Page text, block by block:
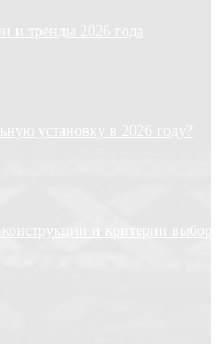
и тренды 2026 года
установку в 2026 году?
и критерии выбора